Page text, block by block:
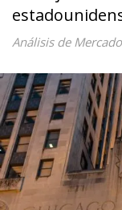
Análisis de